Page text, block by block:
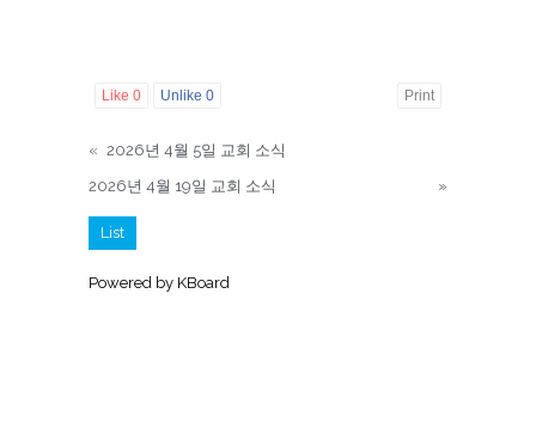
Like 0 Unlike 0 Print
« 2026년 4월 5일 교회 소식
2026년 4월 19일 교회 소식
»
List
Powered by KBoard